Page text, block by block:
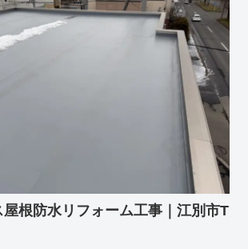
根防水リフォーム工事｜江別市T